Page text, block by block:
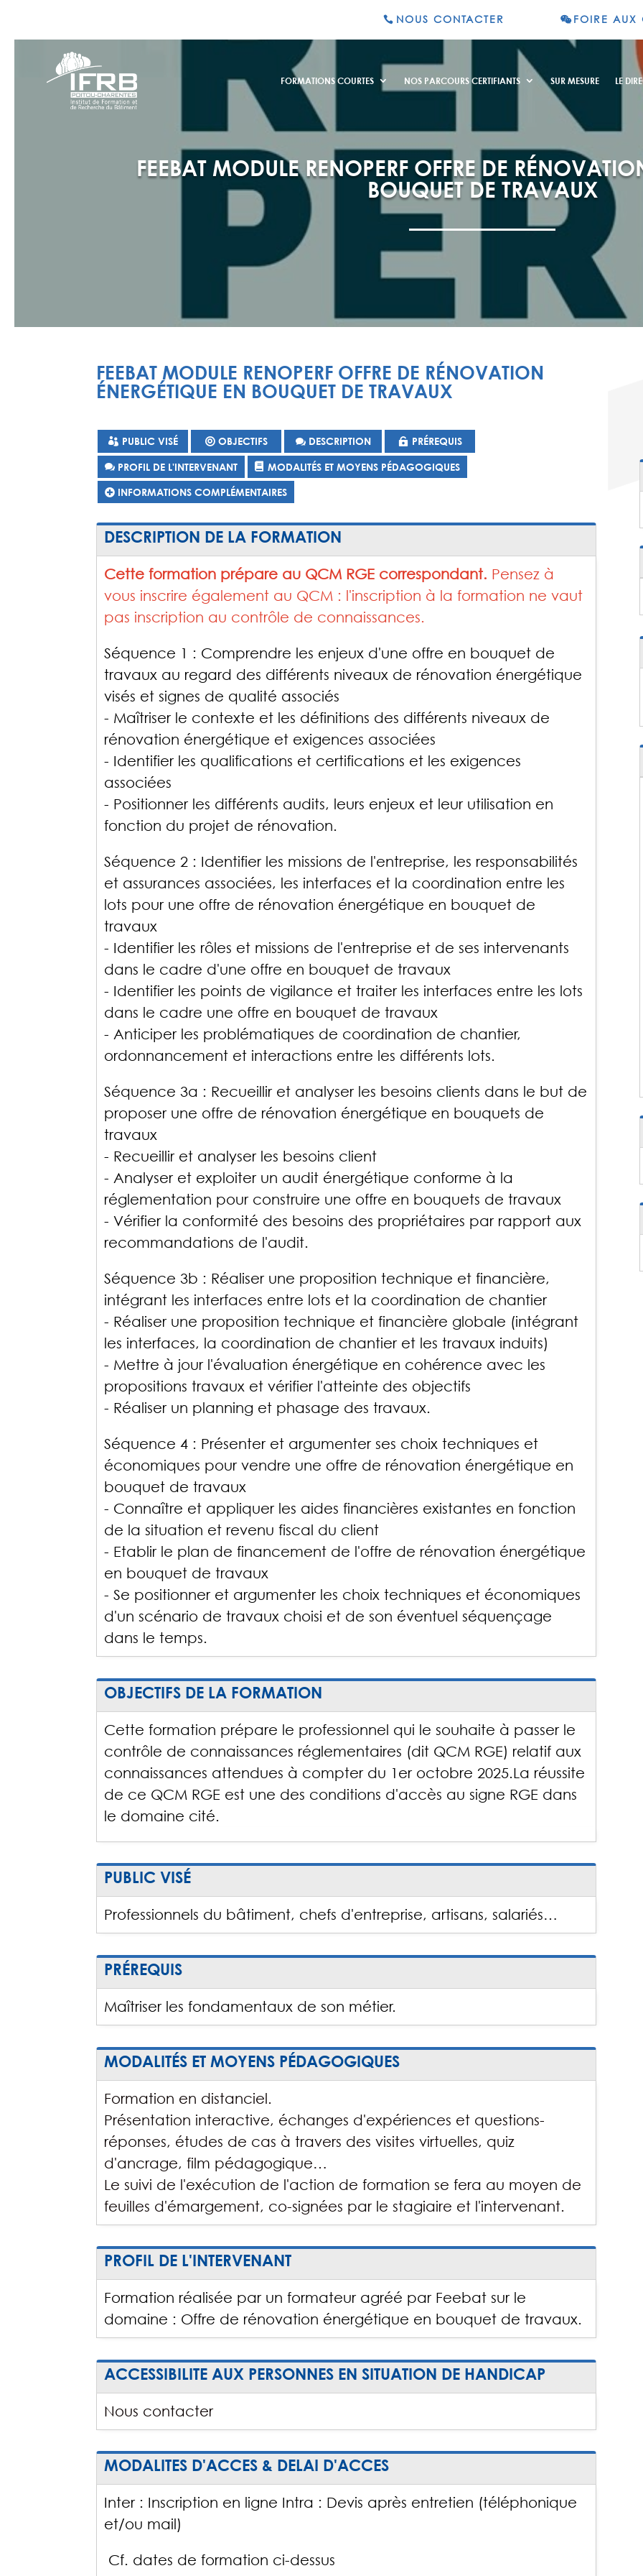
FORMATIONS COURTES NOS PARCOURS CERTIFIANTS SUR MESURE LE
FEEBAT MODULE RENOPERF OFFRE DE
BOUQUET DE TRAVAUX
NOUS CONTACTER FOIRE AUX
FEEBAT MODULE RENOPERF OFFRE DE RÉNOVATION
ÉNERGÉTIQUE EN BOUQUET DE TRAVAUX
PUBLIC VISÉ OBJECTIFS DESCRIPTION PRÉREQUIS
PROFIL DE L'INTERVENANT MODALITÉS ET MOYENS PÉDAGOGIQUES
INFORMATIONS COMPLÉMENTAIRES
DESCRIPTION DE LA FORMATION
Cette formation prépare au QCM RGE correspondant. Pensez à
vous inscrire également au QCM : l'inscription à la formation ne vaut
pas inscription au contrôle de connaissances.
Séquence 1 : Comprendre les enjeux d'une offre en bouquet de
travaux au regard des différents niveaux de rénovation énergétique
visés et signes de qualité associés
- Maîtriser le contexte et les définitions des différents niveaux de
rénovation énergétique et exigences associées
- Identifier les qualifications et certifications et les exigences
associées
- Positionner les différents audits, leurs enjeux et leur utilisation en
fonction du projet de rénovation.
Séquence 2 : Identifier les missions de l'entreprise, les responsabilités
et assurances associées, les interfaces et la coordination entre les
lots pour une offre de rénovation énergétique en bouquet de
travaux
- Identifier les rôles et missions de l'entreprise et de ses intervenants
dans le cadre d'une offre en bouquet de travaux
- Identifier les points de vigilance et traiter les interfaces entre les lots
dans le cadre une offre en bouquet de travaux
- Anticiper les problématiques de coordination de chantier,
ordonnancement et interactions entre les différents lots.
Séquence 3a : Recueillir et analyser les besoins clients dans le but de
proposer une offre de rénovation énergétique en bouquets de
travaux
- Recueillir et analyser les besoins client
- Analyser et exploiter un audit énergétique conforme à la
réglementation pour construire une offre en bouquets de travaux
- Vérifier la conformité des besoins des propriétaires par rapport aux
recommandations de l'audit.
Séquence 3b : Réaliser une proposition technique et financière,
intégrant les interfaces entre lots et la coordination de chantier
- Réaliser une proposition technique et financière globale (intégrant
les interfaces, la coordination de chantier et les travaux induits)
- Mettre à jour l'évaluation énergétique en cohérence avec les
propositions travaux et vérifier l'atteinte des objectifs
- Réaliser un planning et phasage des travaux.
Séquence 4 : Présenter et argumenter ses choix techniques et
économiques pour vendre une offre de rénovation énergétique en
bouquet de travaux
- Connaître et appliquer les aides financières existantes en fonction
de la situation et revenu fiscal du client
- Etablir le plan de financement de l'offre de rénovation énergétique
en bouquet de travaux
- Se positionner et argumenter les choix techniques et économiques
d'un scénario de travaux choisi et de son éventuel séquençage
dans le temps.
OBJECTIFS DE LA FORMATION
Cette formation prépare le professionnel qui le souhaite à passer le
contrôle de connaissances réglementaires (dit QCM RGE) relatif aux
connaissances attendues à compter du 1er octobre 2025.La réussite
de ce QCM RGE est une des conditions d'accès au signe RGE dans
le domaine cité.
PUBLIC VISÉ
Professionnels du bâtiment, chefs d'entreprise, artisans, salariés…
PRÉREQUIS
Maîtriser les fondamentaux de son métier.
MODALITÉS ET MOYENS PÉDAGOGIQUES
Formation en distanciel.
Présentation interactive, échanges d'expériences et questions-
réponses, études de cas à travers des visites virtuelles, quiz
d'ancrage, film pédagogique…
Le suivi de l'exécution de l'action de formation se fera au moyen de
feuilles d'émargement, co-signées par le stagiaire et l'intervenant.
PROFIL DE L'INTERVENANT
Formation réalisée par un formateur agréé par Feebat sur le
domaine : Offre de rénovation énergétique en bouquet de travaux.
ACCESSIBILITE AUX PERSONNES EN SITUATION DE HANDICAP
Nous contacter
MODALITES D'ACCES & DELAI D'ACCES
Inter : Inscription en ligne Intra : Devis après entretien (téléphonique
et/ou mail)
Cf. dates de formation ci-dessus